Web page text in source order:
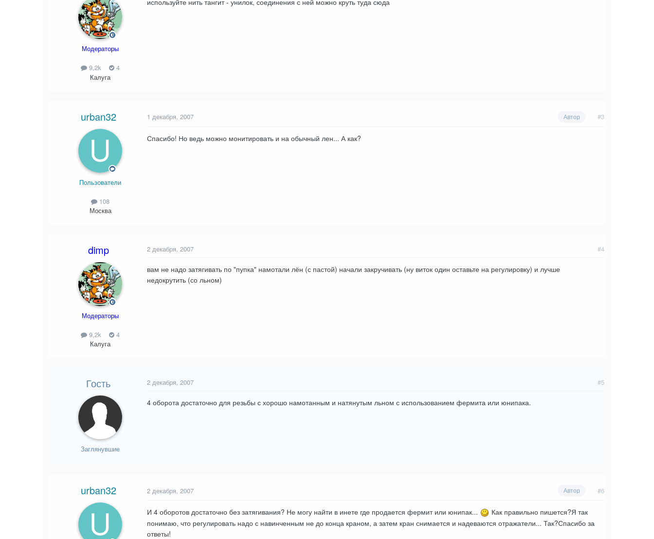
Модераторы
9,2k
4
Калуга
используйте нить тангит - унилок, соединения с ней можно круть туда сюда
urban32
Пользователи
108
Москва
Автор #3
1 декабря, 2007
Спасибо! Но ведь можно монитировать и на обычный лен... А как?
dimp
Модераторы
9,2k
4
Калуга
#4
2 декабря, 2007
вам не надо затягивать по "пупка" намотали лён (с пастой) начали закручивать (ну виток один оставьте на регулировку) и лучше
недокрутить (со льном)
Гость
Заглянувшие
#5
2 декабря, 2007
4 оборота достаточно для резьбы с хорошо намотанным и натянутым льном с использованием фермита или юнипака.
urban32 Автор #6
2 декабря, 2007
И 4 оборотов достаточно без затягивания? Не могу найти в инете где продается фермит или юнипак...
Как правильно пишется?Я так
понимаю, что регулировать надо с навинченным не до конца краном, а затем кран снимается и надеваются отражатели... Так?Спасибо за
ответы!